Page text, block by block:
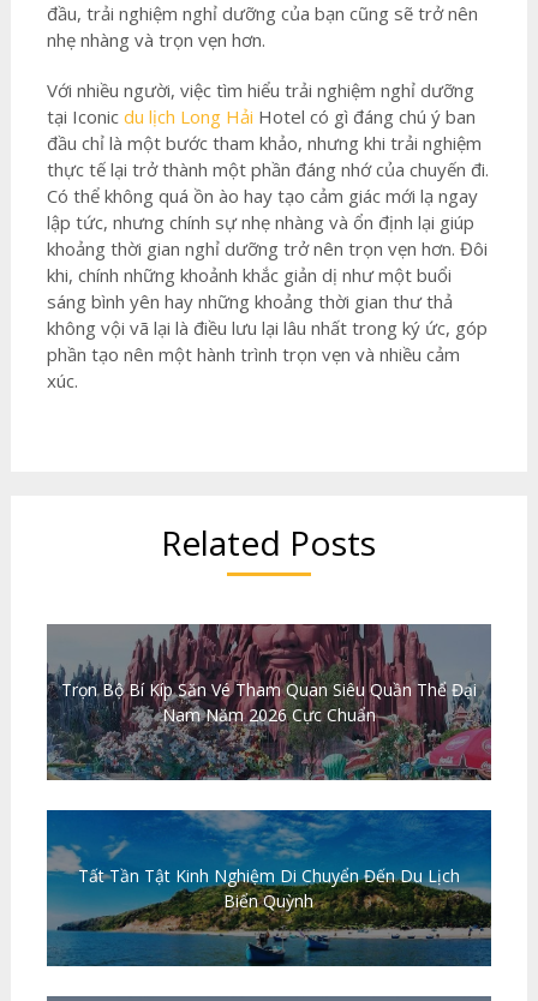
đầu, trải nghiệm nghỉ dưỡng của bạn cũng sẽ trở nên
nhẹ nhàng và trọn vẹn hơn.
Với nhiều người, việc tìm hiểu trải nghiệm nghỉ dưỡng
tại Iconic du lịch Long Hải Hotel có gì đáng chú ý ban
đầu chỉ là một bước tham khảo, nhưng khi trải nghiệm
thực tế lại trở thành một phần đáng nhớ của chuyến đi.
Có thể không quá ồn ào hay tạo cảm giác mới lạ ngay
lập tức, nhưng chính sự nhẹ nhàng và ổn định lại giúp
khoảng thời gian nghỉ dưỡng trở nên trọn vẹn hơn. Đôi
khi, chính những khoảnh khắc giản dị như một buổi
sáng bình yên hay những khoảng thời gian thư thả
không vội vã lại là điều lưu lại lâu nhất trong ký ức, góp
phần tạo nên một hành trình trọn vẹn và nhiều cảm
xúc.
Related Posts
Trọn Bộ Bí Kíp Săn Vé Tham Quan Siêu Quần Thể Đại
Nam Năm 2026 Cực Chuẩn
Tất Tần Tật Kinh Nghiệm Di Chuyển Đến Du Lịch
Biển Quỳnh